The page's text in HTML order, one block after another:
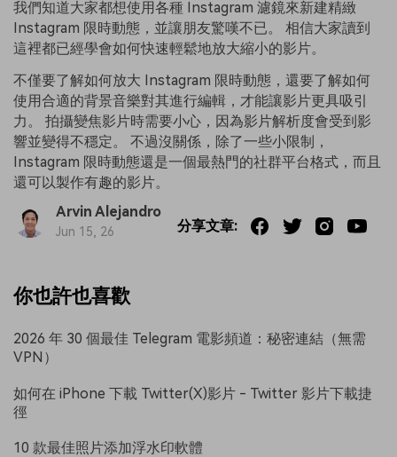
我們知道大家都想使用各種 Instagram 濾鏡來新建精緻
Instagram 限時動態，並讓朋友驚嘆不已。 相信大家讀到
這裡都已經學會如何快速輕鬆地放大縮小的影片。
不僅要了解如何放大 Instagram 限時動態，還要了解如何
使用合適的背景音樂對其進行編輯，才能讓影片更具吸引
力。 拍攝變焦影片時需要小心，因為影片解析度會受到影
響並變得不穩定。 不過沒關係，除了一些小限制，
Instagram 限時動態還是一個最熱門的社群平台格式，而且
還可以製作有趣的影片。
Arvin Alejandro
Jun 15, 26 分享文章:
你也許也喜歡
2026 年 30 個最佳 Telegram 電影頻道：秘密連結（無需
VPN）
如何在 iPhone 下載 Twitter(X)影片 - Twitter 影片下載捷
徑
10 款最佳照片添加浮水印軟體